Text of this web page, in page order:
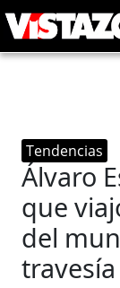
Tendencias
Álvaro
que
del